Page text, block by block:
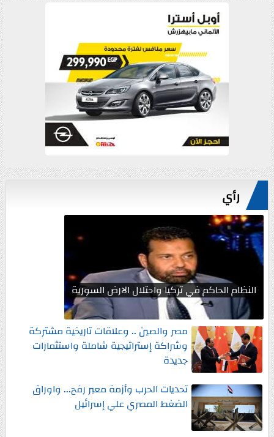
رأي
النظام الحاكم في تركيا واحتلال الارض السورية
مصر والصين .. وعلاقات تاريخية مشتركة
وشراكة إستراتيجية شاملة واستثمارات
جديدة
تحديات الحرب وأزمة معبر رفح... واوراق
الضغط المصري علي إسرائيل